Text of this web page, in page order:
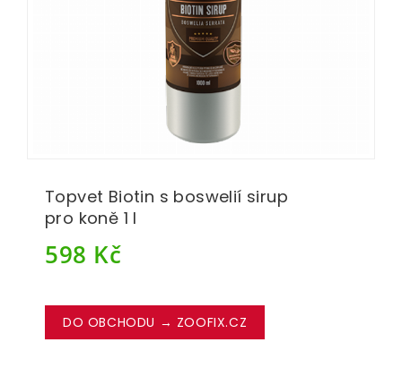
Topvet Biotin s boswelií sirup
pro koně 1 l
598 Kč
DO OBCHODU → ZOOFIX.CZ